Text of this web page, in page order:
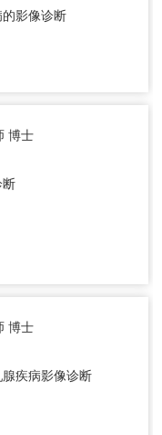
影像诊断
博士
断
博士
疾病影像诊断